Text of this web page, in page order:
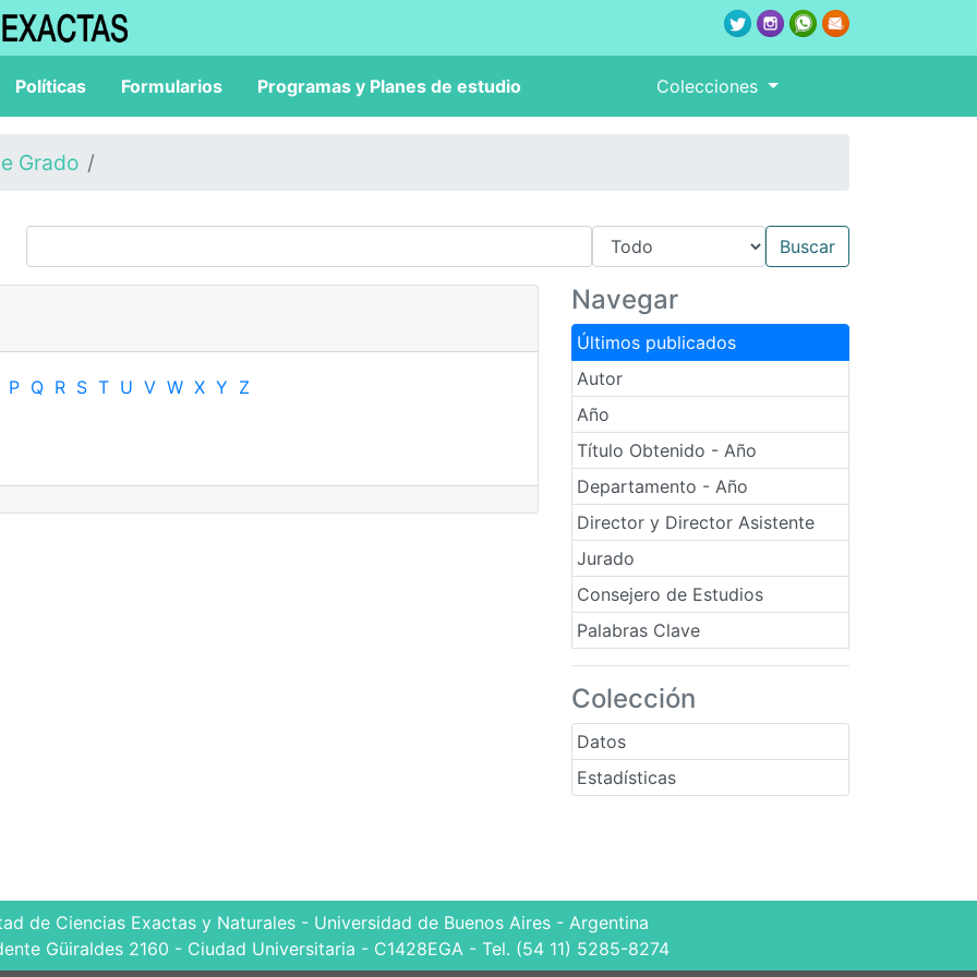
Políticas Formularios Programas y Planes de estudio Colecciones
Grado
Navegar
Últimos publicados
Autor
Año
Título Obtenido - Año
Departamento - Año
Director y Director Asistente
Jurado
Consejero de Estudios
Palabras Clave
Colección
Datos
Estadísticas
P Q R S T U V W X Y Z
de Ciencias Exactas y Naturales - Universidad de Buenos Aires - Argentina
Güiraldes 2160 - Ciudad Universitaria - C1428EGA - Tel. (54 11) 5285-8274